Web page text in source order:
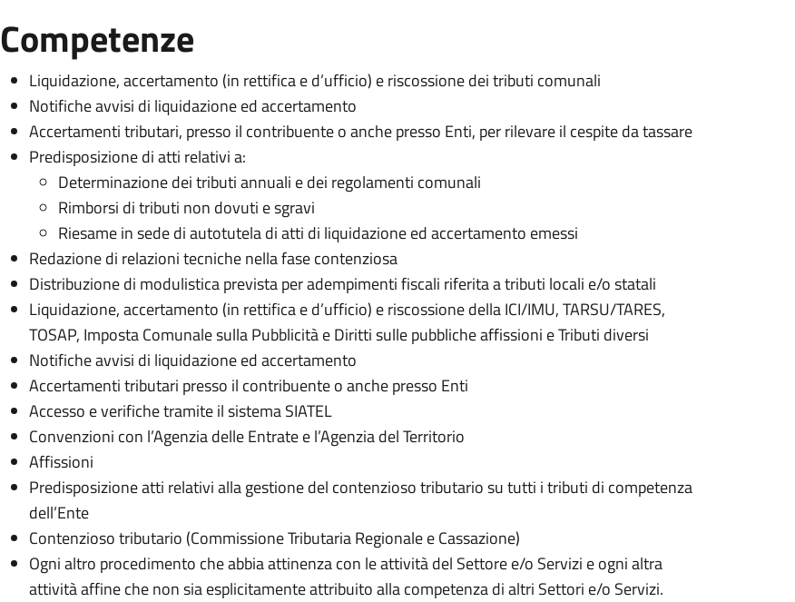
Competenze
Liquidazione, accertamento (in rettifica e d’ufficio) e riscossione dei tributi comunali
Notifiche avvisi di liquidazione ed accertamento
Accertamenti tributari, presso il contribuente o anche presso Enti, per rilevare il cespite da tassare
Predisposizione di atti relativi a:
Determinazione dei tributi annuali e dei regolamenti comunali
Rimborsi di tributi non dovuti e sgravi
Riesame in sede di autotutela di atti di liquidazione ed accertamento emessi
Redazione di relazioni tecniche nella fase contenziosa
Distribuzione di modulistica prevista per adempimenti fiscali riferita a tributi locali e/o statali
Liquidazione, accertamento (in rettifica e d’ufficio) e riscossione della ICI/IMU, TARSU/TARES,
TOSAP, Imposta Comunale sulla Pubblicità e Diritti sulle pubbliche affissioni e Tributi diversi
Notifiche avvisi di liquidazione ed accertamento
Accertamenti tributari presso il contribuente o anche presso Enti
Accesso e verifiche tramite il sistema SIATEL
Convenzioni con l’Agenzia delle Entrate e l’Agenzia del Territorio
Affissioni
Predisposizione atti relativi alla gestione del contenzioso tributario su tutti i tributi di competenza
dell’Ente
Contenzioso tributario (Commissione Tributaria Regionale e Cassazione)
Ogni altro procedimento che abbia attinenza con le attività del Settore e/o Servizi e ogni altra
attività affine che non sia esplicitamente attribuito alla competenza di altri Settori e/o Servizi.